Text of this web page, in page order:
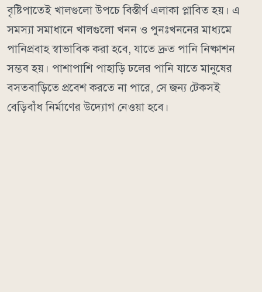
বৃষ্টিপাতেই খালগুলো উপচে বিস্তীর্ণ এলাকা প্লাবিত হয়। এ
সমস্যা সমাধানে খালগুলো খনন ও পুনঃখননের মাধ্যমে
পানিপ্রবাহ স্বাভাবিক করা হবে, যাতে দ্রুত পানি নিষ্কাশন
সম্ভব হয়। পাশাপাশি পাহাড়ি ঢলের পানি যাতে মানুষের
বসতবাড়িতে প্রবেশ করতে না পারে, সে জন্য টেকসই
বেড়িবাঁধ নির্মাণের উদ্যোগ নেওয়া হবে।